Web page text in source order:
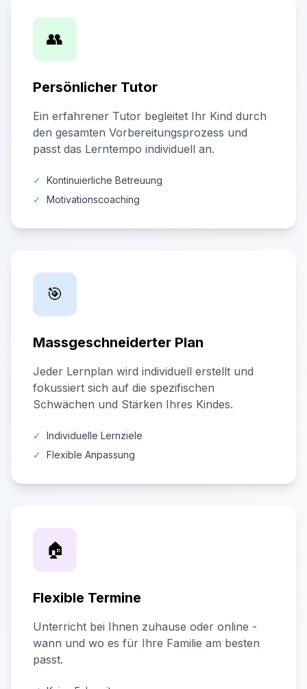
👥
Persönlicher Tutor
Ein erfahrener Tutor begleitet Ihr Kind durch
den gesamten Vorbereitungsprozess und
passt das Lerntempo individuell an.
✓ Kontinuierliche Betreuung
✓ Motivationscoaching
🎯
Massgeschneiderter Plan
Jeder Lernplan wird individuell erstellt und
fokussiert sich auf die spezifischen
Schwächen und Stärken Ihres Kindes.
✓ Individuelle Lernziele
✓ Flexible Anpassung
🏠
Flexible Termine
Unterricht bei Ihnen zuhause oder online -
wann und wo es für Ihre Familie am besten
passt.